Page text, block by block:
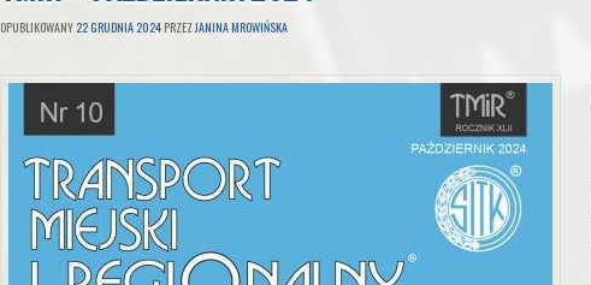
OPUBLIKOWANY 22 GRUDNIA 2024 PRZEZJANINA MROWIŃSKA